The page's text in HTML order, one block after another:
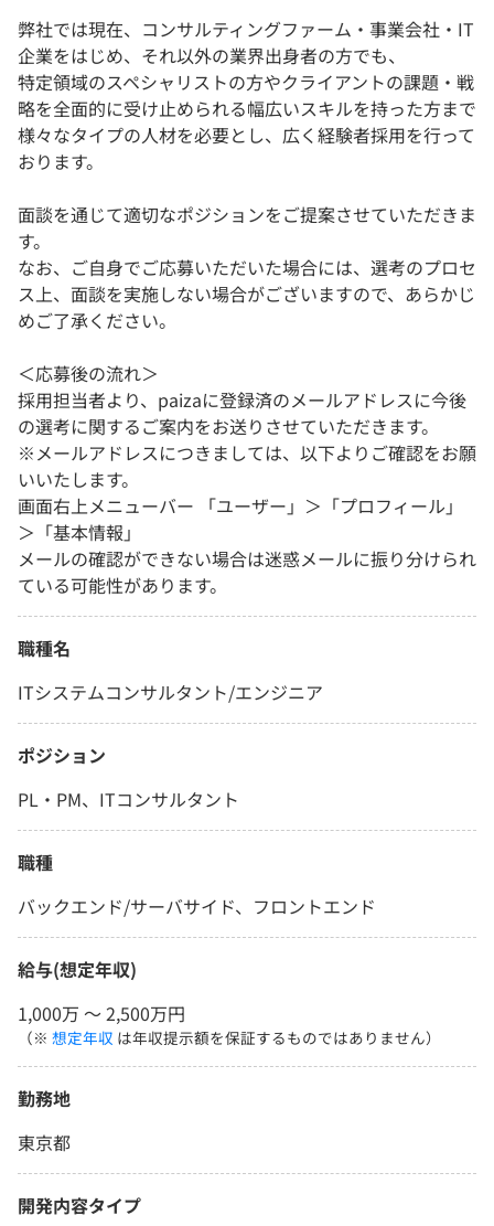
弊社では現在、コンサルティングファーム・事業会社・IT
企業をはじめ、それ以外の業界出身者の方でも、
特定領域のスペシャリストの方やクライアントの課題・戦
略を全面的に受け止められる幅広いスキルを持った方まで
様々なタイプの人材を必要とし、広く経験者採用を行って
おります。
面談を通じて適切なポジションをご提案させていただきま
す。
なお、ご自身でご応募いただいた場合には、選考のプロセ
ス上、面談を実施しない場合がございますので、あらかじ
めご了承ください。
＜応募後の流れ＞
採用担当者より、paizaに登録済のメールアドレスに今後
の選考に関するご案内をお送りさせていただきます。
※メールアドレスにつきましては、以下よりご確認をお願
いいたします。
画面右上メニューバー 「ユーザー」＞「プロフィール」
＞「基本情報」
メールの確認ができない場合は迷惑メールに振り分けられ
ている可能性があります。
職種名
ITシステムコンサルタント/エンジニア
ポジション
PL・PM、ITコンサルタント
職種
バックエンド/サーバサイド、フロントエンド
給与(想定年収)
1,000万 〜 2,500万円
（※ 想定年収 は年収提示額を保証するものではありません）
勤務地
東京都
開発内容タイプ